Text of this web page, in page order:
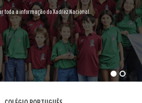
Junte-se a nós neste jogo milenar